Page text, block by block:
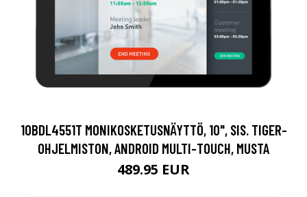
10BDL4551T MONIKOSKETUSNÄYTTÖ, 10", SIS. TIGER-
OHJELMISTON, ANDROID MULTI-TOUCH, MUSTA
489.95 EUR